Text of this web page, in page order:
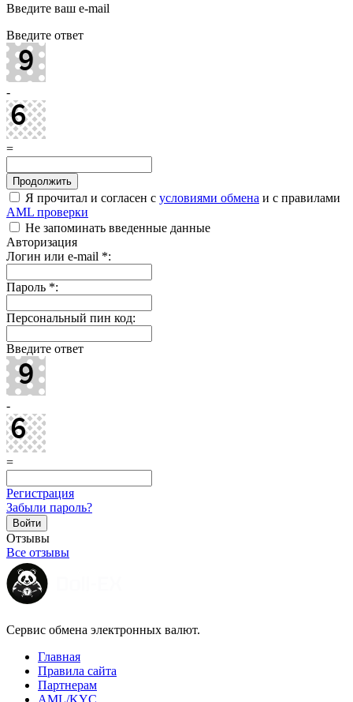
Введите ваш e-mail
Введите ответ
-
=
Я прочитал и согласен с условиями обмена и с правилами
AML проверки
Не запоминать введенные данные
Авторизация
Логин или e-mail *:
Пароль *:
Персональный пин код:
Введите ответ
-
=
Регистрация
Забыли пароль?
Отзывы
Все отзывы
Сервис обмена электронных валют.
Главная
Правила сайта
Партнерам
AML/KYC